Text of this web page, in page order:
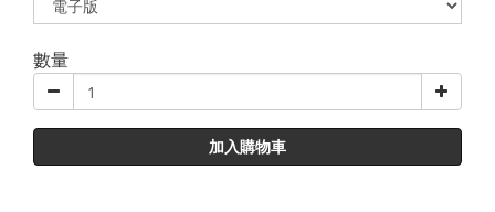
數量
加入購物車